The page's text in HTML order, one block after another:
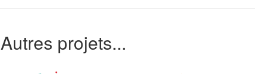
Autres projets...